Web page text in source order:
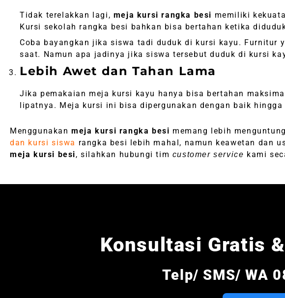
Tidak terelakkan lagi, meja kursi rangka besi memiliki
Kursi sekolah rangka besi bahkan bisa bertahan ketika
Coba bayangkan jika siswa tadi duduk di kursi kayu. Furnitur
saat. Namun apa jadinya jika siswa tersebut duduk di kursi
Lebih Awet dan Tahan Lama
Jika pemakaian meja kursi kayu hanya bisa bertahan
lipatnya. Meja kursi ini bisa dipergunakan dengan baik
Menggunakan meja kursi rangka besi memang lebih
dan kursi siswa rangka besi lebih mahal, namun keawetan dan
meja kursi besi, silahkan hubungi tim customer service kami
Konsultasi Gratis
Telp/ SMS/ WA